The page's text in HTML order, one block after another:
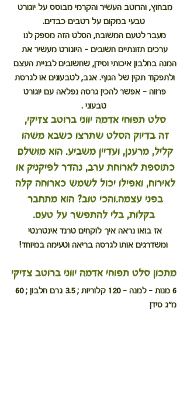
מבחוץ, והרוטב העשיר והקרמי מבוסס על יוגורט
טבעי במקום על רטבים כבדים.
מעבר לטעם המשובח, הסלט הזה מספק לנו
ערכים תזונתיים חשובים - היוגורט מעשיר את
המנה בחלבון איכותי וסידן, שחשובים לבניית העצם
ולתפקוד תקין של הגוף. אגב, לטבעונים או לגרסת
פרווה - אפשר להכין גרסה נפלאה עם יוגורט
טבעוני .
סלט תפוחי אדמה יווני ברוטב צזיקי,
זה בדיוק הסלט שתרצו כשבא משהו
קליל, מרענן, ועדיין משביע. הוא מושלם
כתוספת לארוחת ערב, נהדר לפיקניק או
לאירוח, ואפילו יכול לשמש כארוחה קלה
בפני עצמה.והכי טוב? הוא מתחבר
בקלות, בלי להתפשר על טעם.
אז בואו נראה איך לוקחים טרנד אינטרנטי
ומשדרגים אותו לגרסה בריאה וטעימה במיוחד!
מתכון סלט תפוחי אדמה יווני ברוטב צזיקי
מ"ג סידן